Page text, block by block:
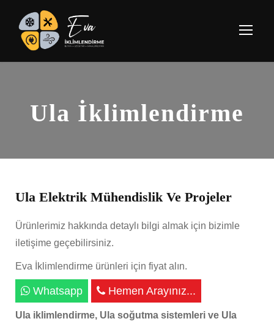
Ula İklimlendirme
Ula Elektrik Mühendislik Ve Projeler
Ürünlerimiz hakkında detaylı bilgi almak için bizimle
iletişime geçebilirsiniz.
Eva İklimlendirme ürünleri için fiyat alın.
Whatsapp Hemen Arayınız...
Ula iklimlendirme, Ula soğutma sistemleri ve Ula